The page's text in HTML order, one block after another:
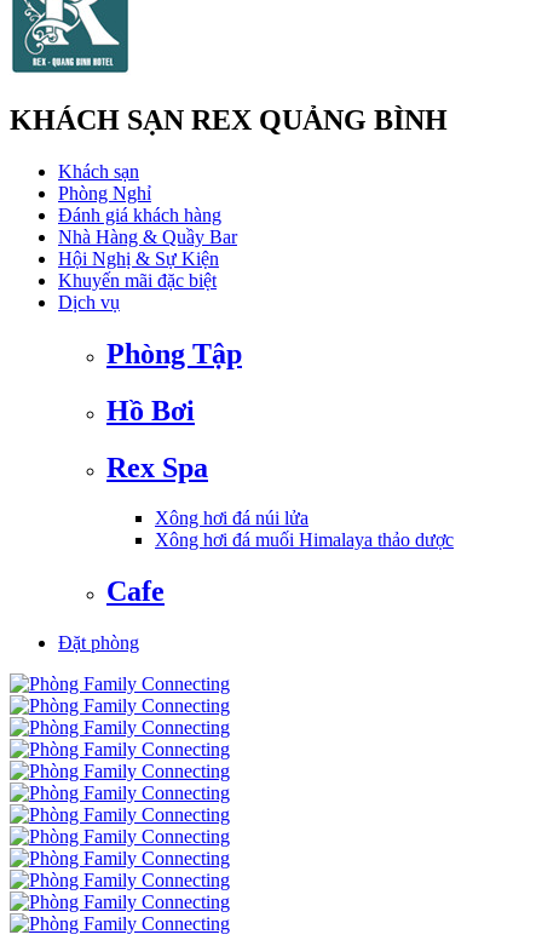
KHÁCH SẠN REX QUẢNG BÌNH
Khách sạn
Phòng Nghỉ
Đánh giá khách hàng
Nhà Hàng & Quầy Bar
Hội Nghị & Sự Kiện
Khuyến mãi đặc biệt
Dịch vụ
Phòng Tập
Hồ Bơi
Rex Spa
Xông hơi đá núi lửa
Xông hơi đá muối Himalaya thảo dược
Cafe
Đặt phòng